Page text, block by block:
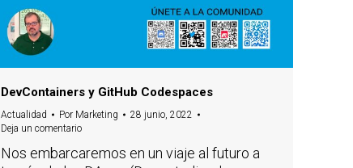
DevContainers y GitHub Codespaces
Actualidad Por Marketing
28 junio, 2022
Deja un comentario
Nos embarcaremos en un viaje al futuro a